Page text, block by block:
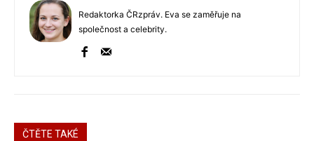
Redaktorka ČRzpráv. Eva se zaměřuje na
společnost a celebrity.
ČTĚTE TAKÉ